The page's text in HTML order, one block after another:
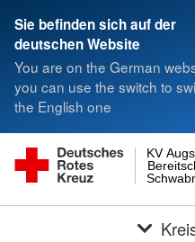
Sie befinden sich auf der
deutschen Website
You are on the German
you can use the switch to
the English one
KV